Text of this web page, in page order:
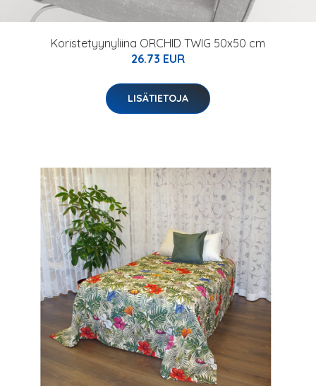
Koristetyynyliina ORCHID TWIG 50x50 cm
26.73 EUR
LISÄTIETOJA